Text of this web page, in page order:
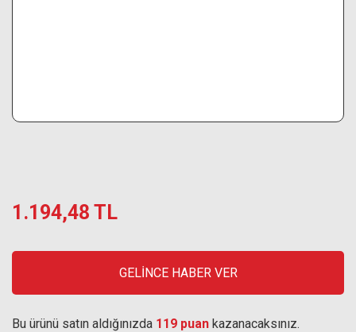
1.194,48 TL
GELİNCE HABER VER
Bu ürünü satın aldığınızda 119 puan kazanacaksınız.